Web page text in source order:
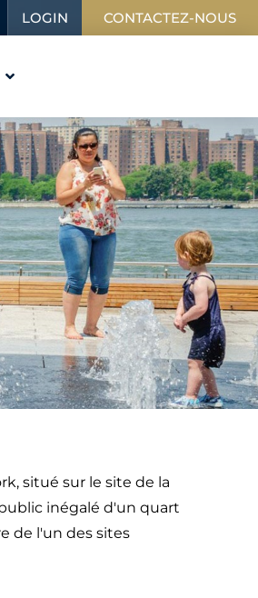
LOGIN CONTACTEZ-NOUS
situé sur le site de la
inégalé d'un quart
de l'un des sites